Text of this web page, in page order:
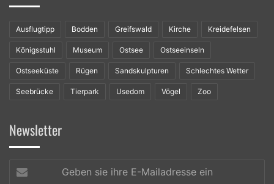
Ausflugtipp Bodden Greifswald Kirche Kreidefelsen
Königsstuhl Museum Ostsee Ostseeinseln
Ostseeküste Rügen Sandskulpturen Schlechtes Wetter
Seebrücke Tierpark Usedom Vögel Zoo
Newsletter
sie